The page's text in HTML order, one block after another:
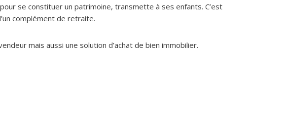
se constituer un patrimoine, transmette à ses enfants. C’est
complément de retraite.
mais aussi une solution d’achat de bien immobilier.